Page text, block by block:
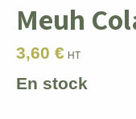
Meuh
3,60 € HT
En stock